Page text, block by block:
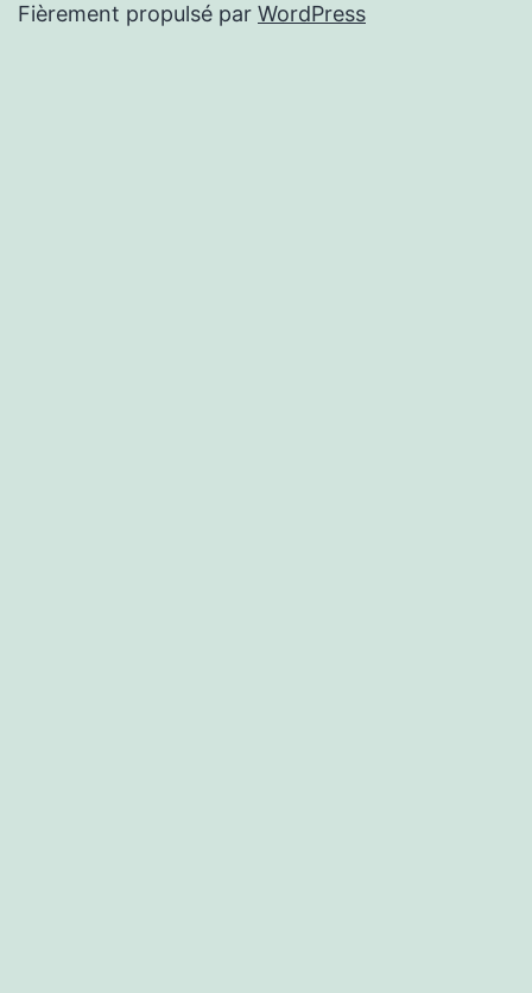
Fièrement propulsé par WordPress